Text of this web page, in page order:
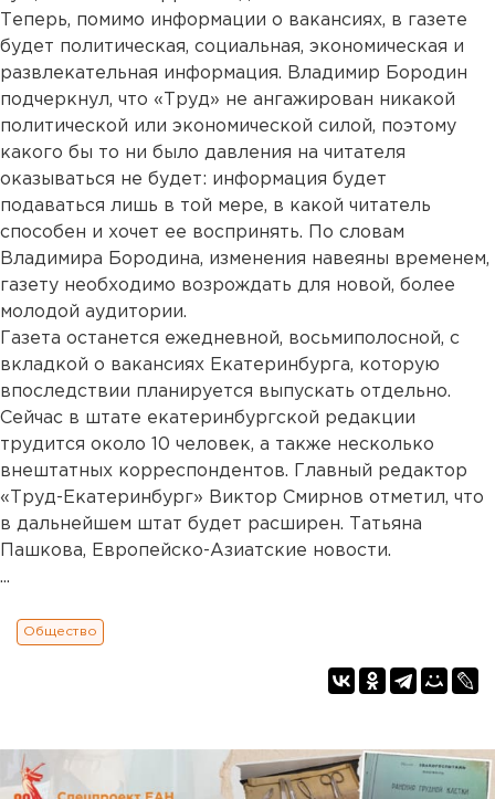
Теперь, помимо информации о вакансиях, в газете
будет политическая, социальная, экономическая и
развлекательная информация. Владимир Бородин
подчеркнул, что «Труд» не ангажирован никакой
политической или экономической силой, поэтому
какого бы то ни было давления на читателя
оказываться не будет: информация будет
подаваться лишь в той мере, в какой читатель
способен и хочет ее воспринять. По словам
Владимира Бородина, изменения навеяны временем,
газету необходимо возрождать для новой, более
молодой аудитории.
Газета останется ежедневной, восьмиполосной, с
вкладкой о вакансиях Екатеринбурга, которую
впоследствии планируется выпускать отдельно.
Сейчас в штате екатеринбургской редакции
трудится около 10 человек, а также несколько
внештатных корреспондентов. Главный редактор
«Труд-Екатеринбург» Виктор Смирнов отметил, что
в дальнейшем штат будет расширен. Татьяна
Пашкова, Европейско-Азиатские новости.
...
Общество